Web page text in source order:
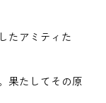
たアミティた
果たしてその原